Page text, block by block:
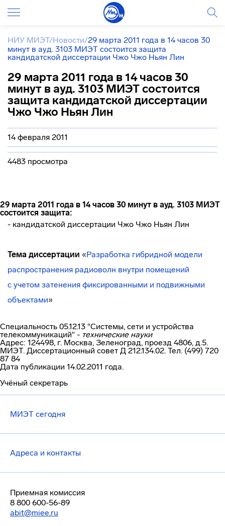
НИУ МИЭТ/Новости/29 марта 2011 года в 14 часов 30
минут в ауд. 3103 МИЭТ состоится защита
кандидатской диссертации Чжо Чжо Ньян Лин
29 марта 2011 года в 14 часов 30
минут в ауд. 3103 МИЭТ состоится
защита кандидатской диссертации
Чжо Чжо Ньян Лин
14 февраля 2011
4483 просмотра
29 марта 2011 года в 14 часов 30 минут в ауд. 3103 МИЭТ
состоится защита:
- кандидатской диссертации Чжо Чжо Ньян Лин
Тема диссертации «Разработка гибридной модели
распространения радиоволн внутри помещений
с учетом затенения фиксированными и подвижными
объектами»
Специальность 05.12.13 "Системы, сети и устройства
телекоммуникаций" - технические науки
Адрес: 124498, г. Москва, Зеленоград, проезд 4806, д.5.
МИЭТ. Диссертационный совет Д 212.134.02. Тел. (499) 720
87 84
Дата публикации 14.02.2011 года.
Учёный секретарь
МИЭТ сегодня
Адреса и контакты
Приемная комиссия
8 800 600-56-89
abit@miee.ru